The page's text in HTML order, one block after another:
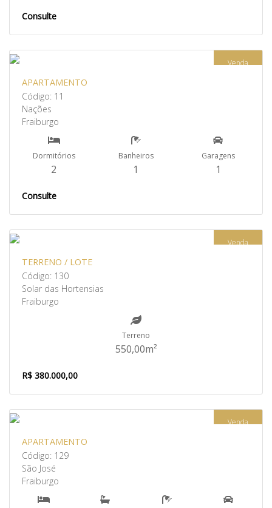
Consulte
Venda
APARTAMENTO
Código: 11
Nações
Fraiburgo
Dormitórios
2
Banheiros
1
Garagens
1
Consulte
Venda
TERRENO / LOTE
Código: 130
Solar das Hortensias
Fraiburgo
Terreno
550,00m²
R$ 380.000,00
Venda
APARTAMENTO
Código: 129
São José
Fraiburgo